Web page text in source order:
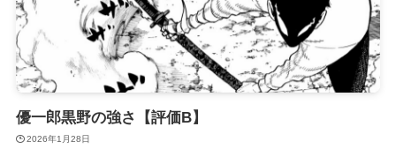
優一郎黒野の強さ【評価B】
2026年1月28日